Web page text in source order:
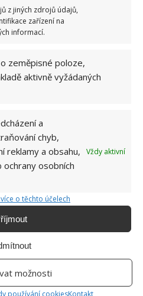
z jiných zdrojů údajů,
zařízení na
informací.
zeměpisné poloze,
aktivně vyžádaných
a
chyb,
reklamy a obsahu,
ochrany osobních
Vždy aktivní
o těchto účelech
možnosti
používání cookiesKontakt
stromy a keře, abyste
se na nich objeví